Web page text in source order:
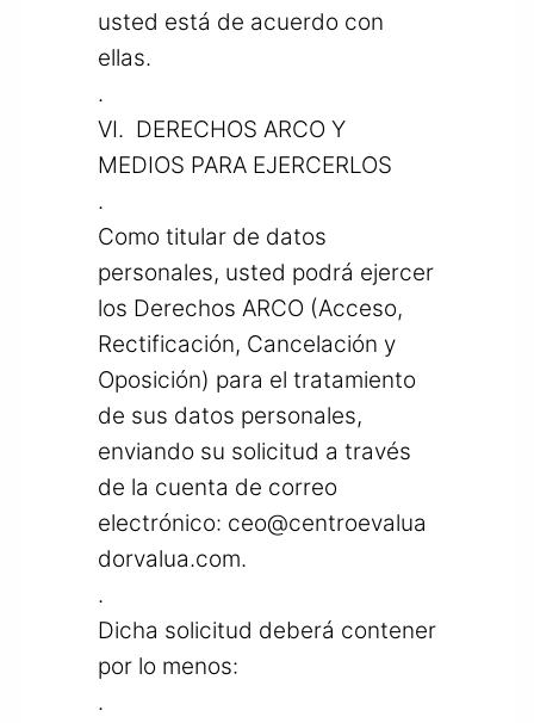
usted está de acuerdo con
ellas.
.
VI. DERECHOS ARCO Y
MEDIOS PARA EJERCERLOS
.
Como titular de datos
personales, usted podrá ejercer
los Derechos ARCO (Acceso,
Rectificación, Cancelación y
Oposición) para el tratamiento
de sus datos personales,
enviando su solicitud a través
de la cuenta de correo
electrónico: ceo@centroevalua
dorvalua.com.
.
Dicha solicitud deberá contener
por lo menos:
.